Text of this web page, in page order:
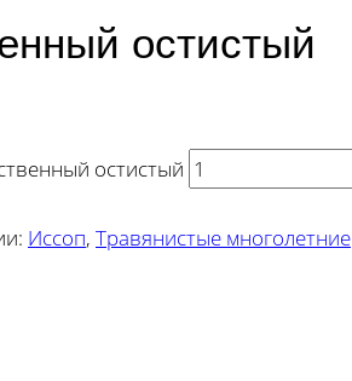
остистый
остистый
Иссоп, Травянистые многолетние